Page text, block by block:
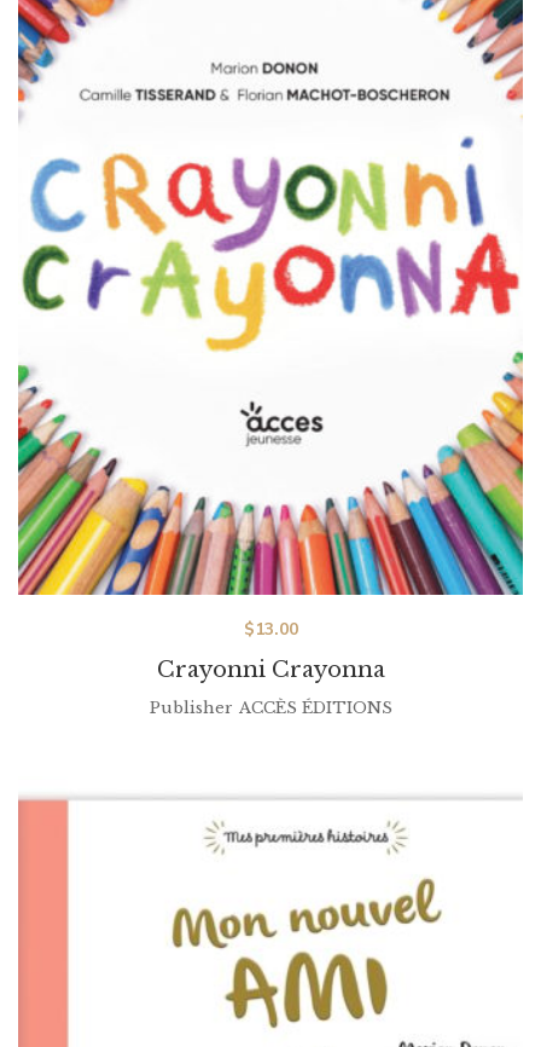
Crayonni Crayonna
$13.00
Publisher ACCÈS ÉDITIONS